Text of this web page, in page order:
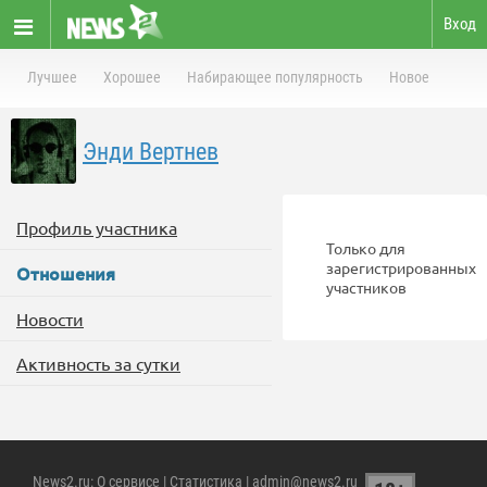
Вход
Лучшее Хорошее Набирающее популярность Новое
Энди Вертнев
Профиль участника
Отношения
Новости
Активность за сутки
Только для
зарегистрированных
участников
News2.ru: О сервисе | Статистика | admin@news2.ru